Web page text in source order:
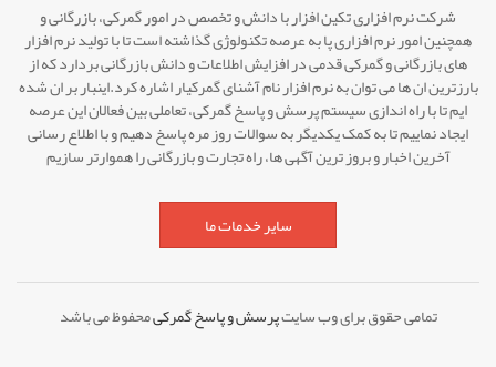
شرکت نرم افزاری تکین افزار با دانش و تخصص در امور گمرکی، بازرگانی و
همچنین امور نرم افزاری پا به عرصه تکنولوژی گذاشته است تا با تولید نرم افزار
های بازرگانی و گمرکی قدمی در افزایش اطلاعات و دانش بازرگانی بردارد که از
بارزترین ان ها می توان به نرم افزار نام آشنای گمرکیار اشاره کرد.اینبار بر ان شده
ایم تا با راه اندازی سیستم پرسش و پاسخ گمرکی، تعاملی بین فعالان این عرصه
ایجاد نماییم تا به کمک یکدیگر به سوالات روز مره پاسخ دهیم و با اطلاع رسانی
آخرین اخبار و بروز ترین آگهی ها، راه تجارت و بازرگانی را هموارتر سازیم
سایر خدمات ما
تمامی حقوق برای وب سایتپرسش و پاسخ گمرکیمحفوظ می باشد